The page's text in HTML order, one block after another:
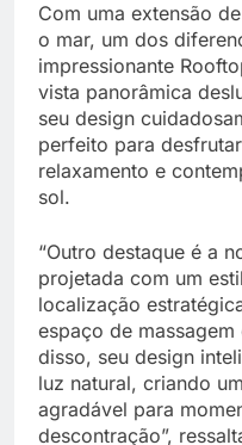
Com uma extensão
o mar, um dos
impressionante
vista panorâmica
seu design
perfeito para
relaxamento e
sol.
“Outro destaque é a
projetada com um
localização
espaço de
disso, seu design
luz natural, criando
agradável para
descontração”,